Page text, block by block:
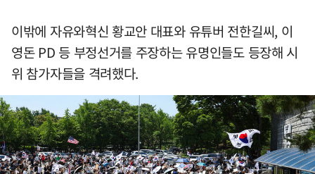
이밖에 자유와혁신 황교안 대표와 유튜버 전한길씨, 이
영돈 PD 등 부정선거를 주장하는 유명인들도 등장해 시
위 참가자들을 격려했다.